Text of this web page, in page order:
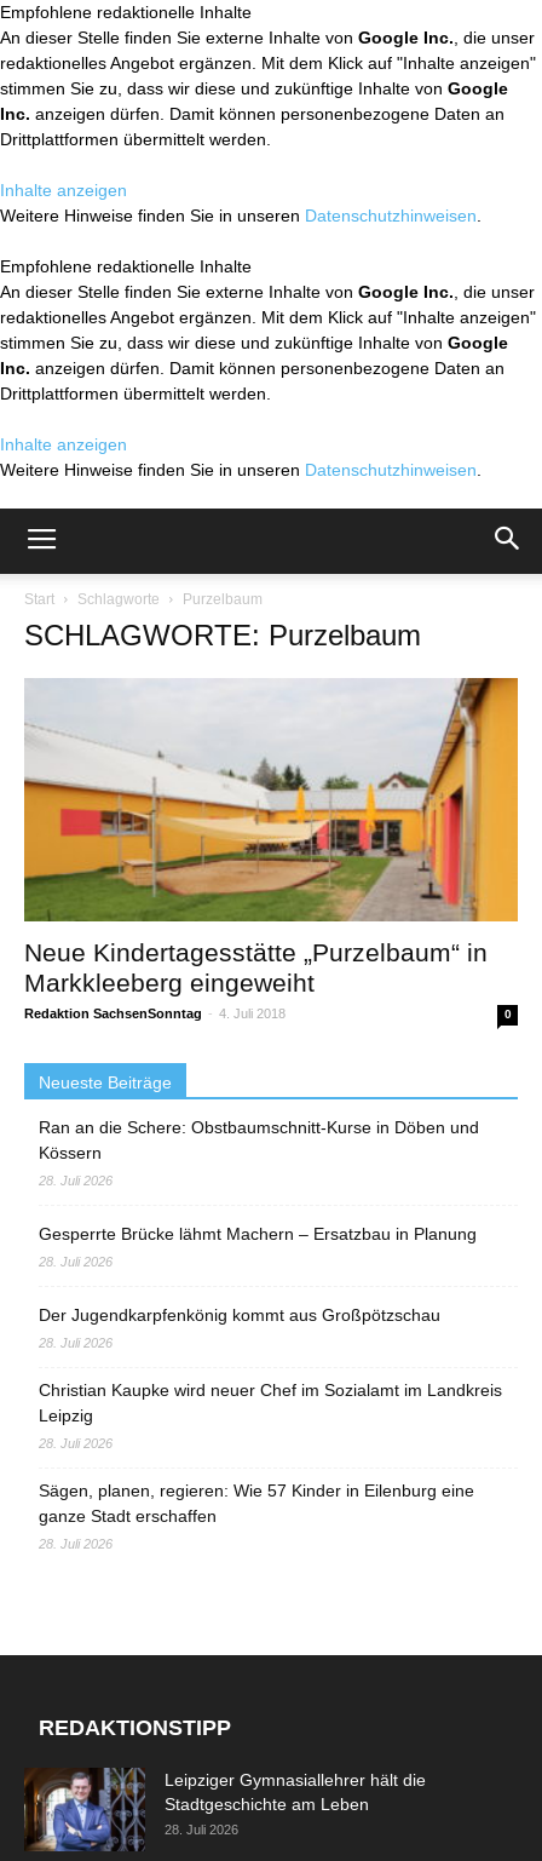
Empfohlene redaktionelle Inhalte
An dieser Stelle finden Sie externe Inhalte von Google Inc. , die unser
redaktionelles Angebot ergänzen. Mit dem Klick auf "Inhalte anzeigen"
stimmen Sie zu, dass wir diese und zukünftige Inhalte von Google
Inc. anzeigen dürfen. Damit können personenbezogene Daten an
Drittplattformen übermittelt werden.
Inhalte anzeigen
Weitere Hinweise finden Sie in unseren Datenschutzhinweisen
Empfohlene redaktionelle Inhalte
An dieser Stelle finden Sie externe Inhalte von Google Inc. , die unser
redaktionelles Angebot ergänzen. Mit dem Klick auf "Inhalte anzeigen"
stimmen Sie zu, dass wir diese und zukünftige Inhalte von Google
Inc. anzeigen dürfen. Damit können personenbezogene Daten an
Drittplattformen übermittelt werden.
Inhalte anzeigen
Weitere Hinweise finden Sie in unseren Datenschutzhinweisen
Start Schlagworte Purzelbaum
SCHLAGWORTE: Purzelbaum
Neue Kindertagesstätte „Purzelbaum“ in
Markkleeberg eingeweiht
Redaktion SachsenSonntag - 4. Juli 2018 0
Neueste Beiträge
Ran an die Schere: Obstbaumschnitt-Kurse in Döben und
Kössern
28. Juli 2026
Gesperrte Brücke lähmt Machern – Ersatzbau in Planung
28. Juli 2026
Der Jugendkarpfenkönig kommt aus Großpötzschau
28. Juli 2026
Christian Kaupke wird neuer Chef im Sozialamt im Landkreis
Leipzig
28. Juli 2026
Sägen, planen, regieren: Wie 57 Kinder in Eilenburg eine
ganze Stadt erschaffen
28. Juli 2026
REDAKTIONSTIPP
Leipziger Gymnasiallehrer hält die
Stadtgeschichte am Leben
28. Juli 2026